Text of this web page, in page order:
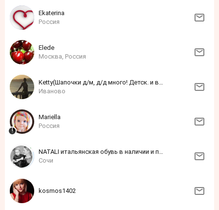
Ekaterina
Россия
Elede
Москва, Россия
Ketty(Шапочки д/м, д/д много! Детск. и взросл. трикотаж в наличиии и на заказ!)
Иваново
Mariella
Россия
NATALI итальянская обувь в наличии и под заказ
Сочи
kosmos1402